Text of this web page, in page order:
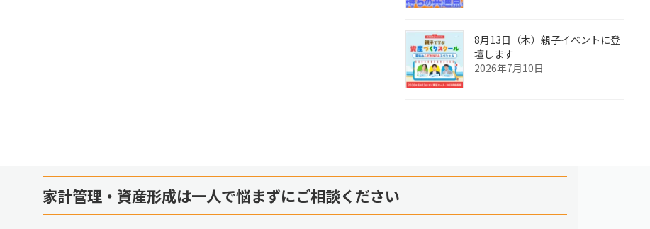
8月13日（木）親子イベントに登
壇します
2026年7月10日
家計管理・資産形成は一人で悩まずにご相談ください